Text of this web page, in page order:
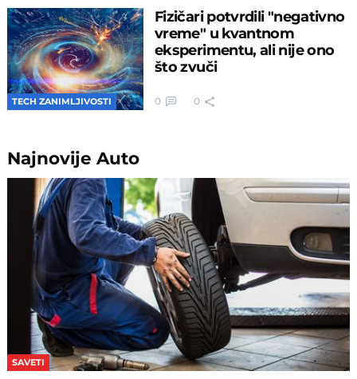
TECH ZANIMLJIVOSTI
Fizičari potvrdili "negativno
vreme" u kvantnom
eksperimentu, ali nije ono
što zvuči
0 0
NajnovijeAuto
SAVETI